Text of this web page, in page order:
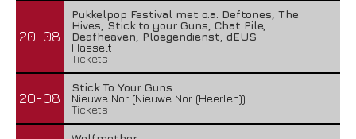
20-08
Pukkelpop Festival met o.a. Deftones, The
Hives, Stick to your Guns, Chat Pile,
Deafheaven, Ploegendienst, dEUS
Hasselt
Tickets
20-08
Stick To Your Guns
Nieuwe Nor (Nieuwe Nor (Heerlen))
Tickets